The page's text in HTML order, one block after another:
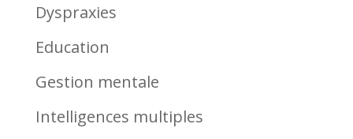
Dyspraxies
Education
Gestion mentale
Intelligences multiples